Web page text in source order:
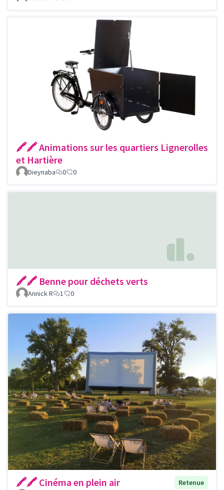
🖍🖍 Animations sur les quartiers Lignerolles
et Hartière
Dieynaba 0 0
🖍🖍 Benne pour déchets verts
Annick R 1 0
🖍🖍 Cinéma en plein air
Retenue